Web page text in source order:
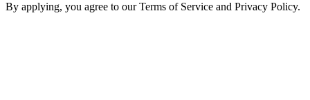
By applying, you agree to our Terms of Service and Privacy Policy.